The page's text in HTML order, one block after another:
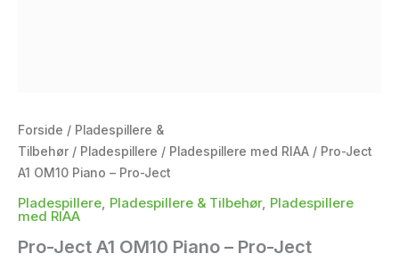
Forside / Pladespillere &
Tilbehør / Pladespillere / Pladespillere med RIAA / Pro-Ject
A1 OM10 Piano – Pro-Ject
Pladespillere Pladespillere & Tilbehør, Pladespillere
med RIAA
Pro-Ject A1 OM10 Piano – Pro-Ject